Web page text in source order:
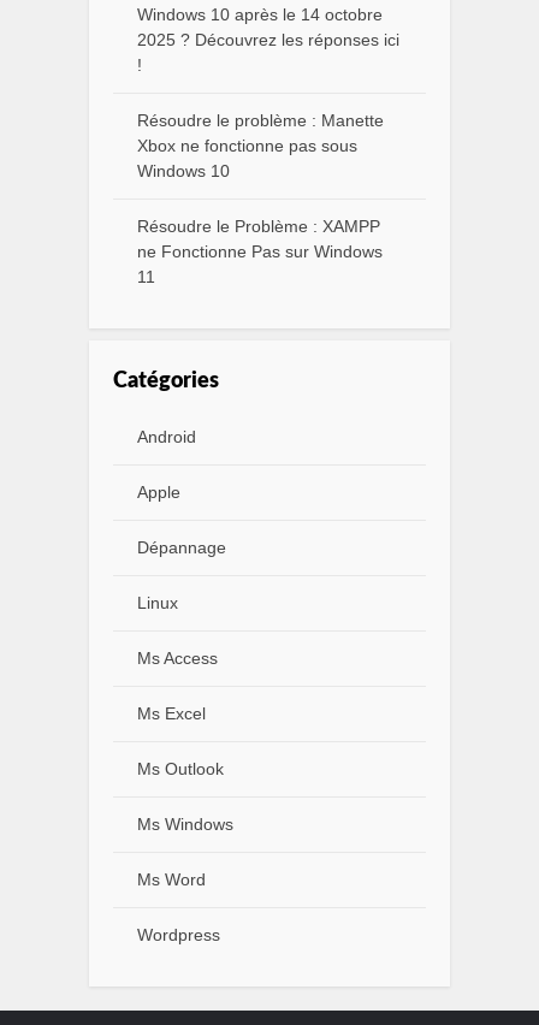
Windows 10 après le 14 octobre
2025 ? Découvrez les réponses ici
!
Résoudre le problème : Manette
Xbox ne fonctionne pas sous
Windows 10
Résoudre le Problème : XAMPP
ne Fonctionne Pas sur Windows
11
Catégories
Android
Apple
Dépannage
Linux
Ms Access
Ms Excel
Ms Outlook
Ms Windows
Ms Word
Wordpress